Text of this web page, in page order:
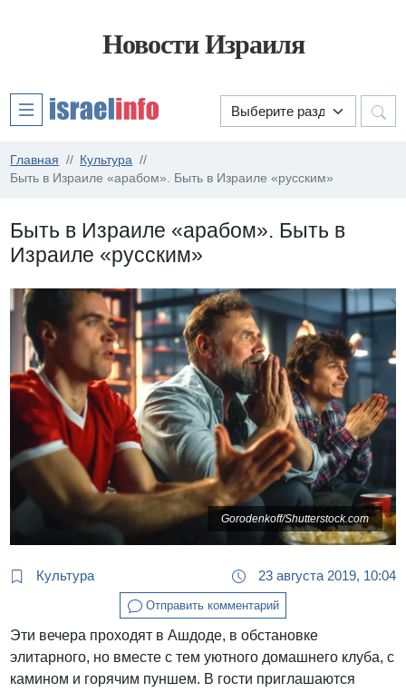
Новости Израиля
Главная
Культура
Быть в Израиле «арабом». Быть в Израиле «русским»
Быть в Израиле «арабом». Быть в
Израиле «русским»
Gorodenkoff/Shutterstock.com
Культура 23 августа 2019, 10:04
Отправить комментарий
Эти вечера проходят в Ашдоде, в обстановке
элитарного, но вместе с тем уютного домашнего клуба, с
камином и горячим пуншем. В гости приглашаются